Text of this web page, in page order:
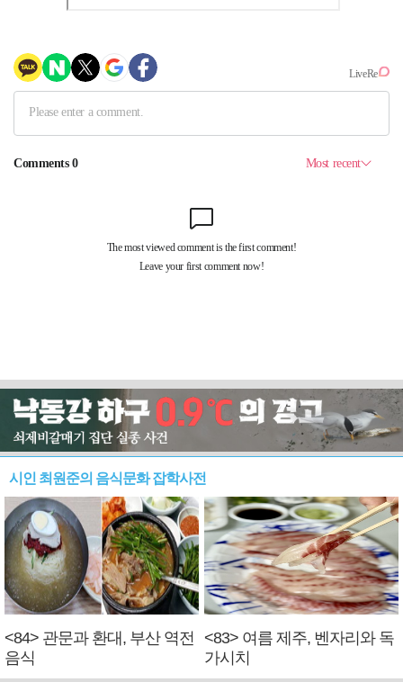
시인 최원준의 음식문화 잡학사전
<84> 관문과 환대, 부산 역전
음식
<83> 여름 제주, 벤자리와 독
가시치